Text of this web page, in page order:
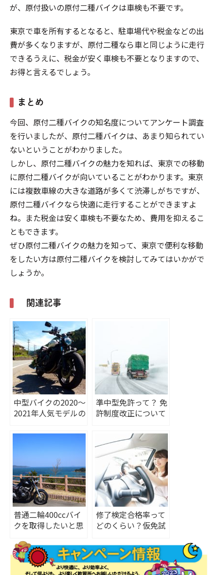
が、原付扱いの原付二種バイクは車検も不要です。
東京で車を所有するとなると、駐車場代や税金などの出
費が多くなりますが、原付二種なら車と同じように走行
できるうえに、税金が安く車検も不要となりますので、
お得と言えるでしょう。
まとめ
今回、原付二種バイクの知名度についてアンケート調査
を行いましたが、原付二種バイクは、あまり知られてい
ないということがわかりました。
しかし、原付二種バイクの魅力を知れば、東京での移動
に原付二種バイクが向いていることがわかります。東京
には複数車線の大きな道路が多くて渋滞しがちですが、
原付二種バイクなら快適に走行することができますよ
ね。また税金は安く車検も不要なため、費用を抑えるこ
ともできます。
ぜひ原付二種バイクの魅力を知って、東京で便利な移動
をしたい方は原付二種バイクを検討してみてはいかがで
しょうか。
関連記事
中型バイクの2020〜
2021年人気モデルの
種をご紹介
準中型免許って？ 免
許制度改正について
普通二輪400ccバイ
クを取得したいと思
修了検定合格率って
どのくらい？仮免試
ツも紹介